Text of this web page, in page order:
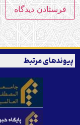
پیوندهای مرتبط